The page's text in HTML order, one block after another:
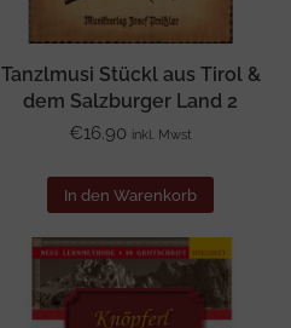
Tanzlmusi Stückl aus Tirol &
dem Salzburger Land 2
€16.90 inkl. Mwst
In den Warenkorb